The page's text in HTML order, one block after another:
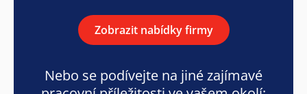
Zobrazit nabídky firmy
Nebo se podívejte na jiné zajímavé